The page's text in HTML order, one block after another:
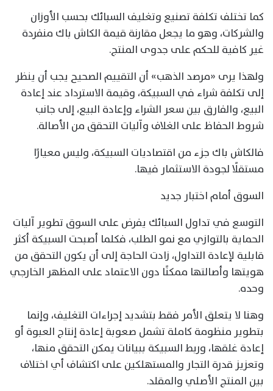
كما تختلف تكلفة تصنيع وتغليف السبائك بحسب الأوزان
والشركات، وهو ما يجعل مقارنة قيمة الكاش باك منفردة
غير كافية للحكم على جدوى المنتج.
ولهذا يرى «مرصد الذهب» أن التقييم الصحيح يجب أن ينظر
إلى تكلفة شراء في السبيكة، وقيمة الاسترداد عند إعادة
البيع، والفارق بين سعر الشراء وإعادة البيع، إلى جانب
شروط الحفاظ على الغلاف وآليات التحقق من الأصالة.
فالكاش باك جزء من اقتصاديات السبيكة، وليس معيارًا
مستقلًا لجودة الاستثمار فيها.
السوق أمام اختبار جديد
التوسع في تداول السبائك يفرض على السوق تطوير آليات
الحماية بالتوازي مع نمو الطلب، فكلما أصبحت السبيكة أكثر
قابلية لإعادة التداول، زادت الحاجة إلى أن يكون التحقق من
هويتها وأصالتها ممكنًا دون الاعتماد على المظهر الخارجي
وحده.
وهنا لا يتعلق الأمر فقط بتشديد إجراءات التغليف، وإنما
بتطوير منظومة كاملة تشمل صعوبة إعادة إنتاج العبوة أو
إعادة غلقها، وربط السبيكة ببيانات يمكن التحقق منها،
وتعزيز قدرة التجار والمستهلكين على اكتشاف أي اختلاف
بين المنتج الأصلي والمقلد.